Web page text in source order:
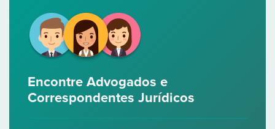
Encontre Advogados e
Correspondentes Jurídicos